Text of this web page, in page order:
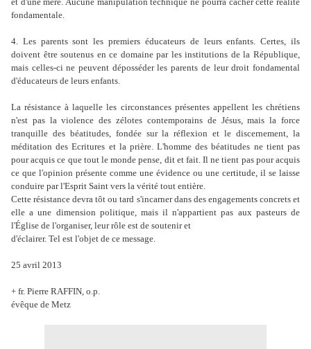
fondamentale.
4. Les parents sont les premiers éducateurs de leurs enfants. Certes, ils
doivent être soutenus en ce domaine par les institutions de la République,
mais celles-ci ne peuvent déposséder les parents de leur droit fondamental
d'éducateurs de leurs enfants.
La résistance à laquelle les circonstances présentes appellent les chrétiens
n'est pas la violence des zélotes contemporains de Jésus, mais la force
tranquille des béatitudes, fondée sur la réflexion et le discernement, la
méditation des Ecritures et la prière. L'homme des béatitudes ne tient pas
pour acquis ce que tout le monde pense, dit et fait. Il ne tient pas pour acquis
ce que l'opinion présente comme une évidence ou une certitude, il se laisse
conduire par l'Esprit Saint vers la vérité tout entière.
Cette résistance devra tôt ou tard s'incarner dans des engagements concrets et
elle a une dimension politique, mais il n'appartient pas aux pasteurs de
l'Église de l'organiser, leur rôle est de soutenir et
d'éclairer. Tel est l'objet de ce message.
25 avril 2013
+ fr. Pierre RAFFIN, o.p.
évêque de Metz